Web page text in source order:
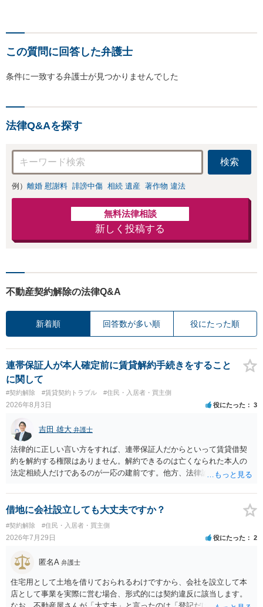
この質問に回答した弁護士
条件に一致する弁護士が見つかりませんでした
法律Q&Aを探す
検索
例） 離婚 慰謝料 誹謗中傷 相続 遺産 著作物 違法
無料法律相談
新しく投稿する
不動産契約解除の法律Q&A
新着順 回答数が多い順 役にたった順
連帯保証人が本人確定前に賃貸解約手続きをすること
に関して
#契約解除 #賃貸契約トラブル #住民・入居者・買主側
2026年8月3日 役にたった 3
吉田 雄大 弁護士
法律的に正しい言い方をすれば、連帯保証人だからといって賃貸借契
約を解約する権限はありません。解約できるのは亡くなられた本人の
法定相続人だけであるのが一応の建前です。他方、法律論はさてお
する動機づけがなくなります。 今回進められつつある手続はあくまで
も、建物を賃貸人に一日も早く明け渡すための便宜的方法として理解
するのが良いと思います。またその方法で進めた方が、連帯保証人で
あるお知り合いさんにとっても、自身の経済的負担を最小限に食い止
められるため望ましいやり方だといえます。
借地に会社設立しても大丈夫ですか？
#契約解除 #住民・入居者・買主側
2026年7月29日 役にたった 2
匿名A 弁護士
住宅用として土地を借りておられるわけですから、会社を設立して本
店として事業を実際に営む場合、形式的には契約違反に該当します。
なお、不動産屋さんが「大丈夫」と言ったのは「登記だけなら実務上